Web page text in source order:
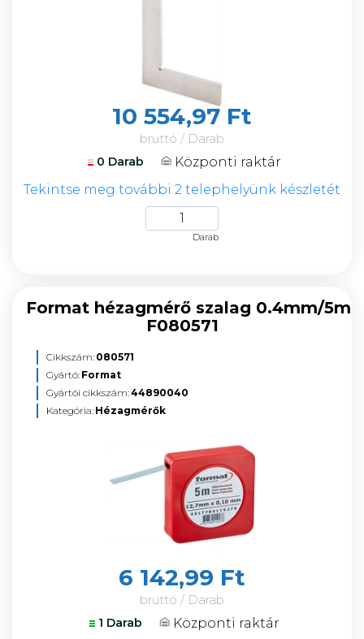
10 554,97 Ft
bruttó / Darab
0 Darab
Központi raktár
Tekintse meg további 2 telephelyünk készletét
Darab
Format hézagmérő szalag 0.4mm/5m
F080571
Cikkszám: 080571
Gyártó: Format
Gyártói cikkszám:44890040
Kategória: Hézagmérők
6 142,99 Ft
bruttó / Darab
1 Darab Központi raktár